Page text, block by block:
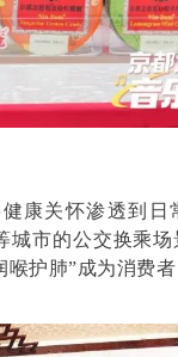
康关怀渗透到日
城市的公交换乘
护肺”成为消费